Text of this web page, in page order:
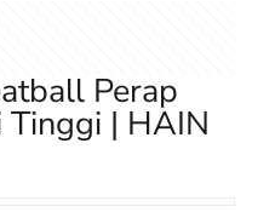
Perap
| HAIN